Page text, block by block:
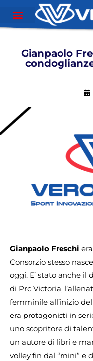
Gianpaolo
Gianpaolo Freschi
Consorzio stesso
oggi. E’ stato anche il
di Pro Victoria,
femminile all’inizio
era protagonisti in
uno scopritore di
un autore di libri e
volley fin dal “mini” e